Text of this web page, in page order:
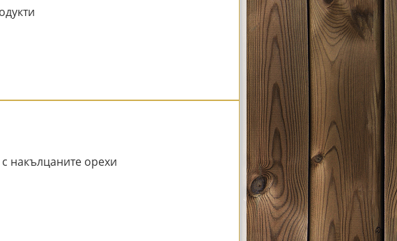
накълцаните орехи